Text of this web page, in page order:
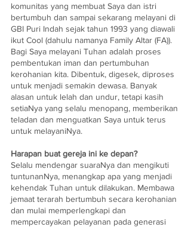
komunitas yang membuat Saya dan istri
bertumbuh dan sampai sekarang melayani di
GBI Puri Indah sejak tahun 1993 yang diawali
ikut Cool (dahulu namanya Family Altar (FA)).
Bagi Saya melayani Tuhan adalah proses
pembentukan iman dan pertumbuhan
kerohanian kita. Dibentuk, digesek, diproses
untuk menjadi semakin dewasa. Banyak
alasan untuk lelah dan undur, tetapi kasih
setiaNya yang selalu menopang, memberikan
teladan dan menguatkan Saya untuk terus
untuk melayaniNya.
Harapan buat gereja ini ke depan?
Selalu mendengar suaraNya dan mengikuti
tuntunanNya, menangkap apa yang menjadi
kehendak Tuhan untuk dilakukan. Membawa
jemaat terarah bertumbuh secara kerohanian
dan mulai memperlengkapi dan
mempercayakan pelayanan pada generasi